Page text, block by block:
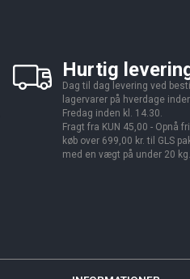
Hurtig
Dag til dag levering ved
lagervarer på hverdage
Fredag inden kl. 14.30.
Fragt fra KUN 45,00 - Opnå
køb over 699,00 kr. til GLS
med en vægt på under 20 kg.